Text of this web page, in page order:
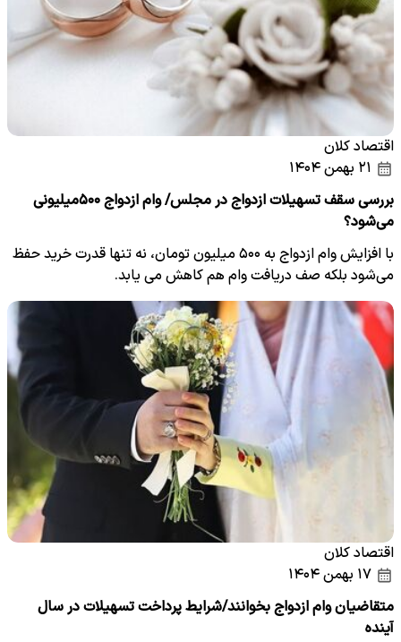
اقتصاد کلان
بررسی سقف تسهیلات ازدواج در مجلس/ وام ازدواج ۵۰۰میلیونی
می‌شود؟
با افزایش وام ازدواج به ۵۰۰ میلیون تومان، نه تنها قدرت خرید حفظ
می‌شود بلکه صف دریافت وام هم کاهش می یابد.
اقتصاد کلان
متقاضیان وام ازدواج بخوانند/شرایط پرداخت تسهیلات در سال
آینده